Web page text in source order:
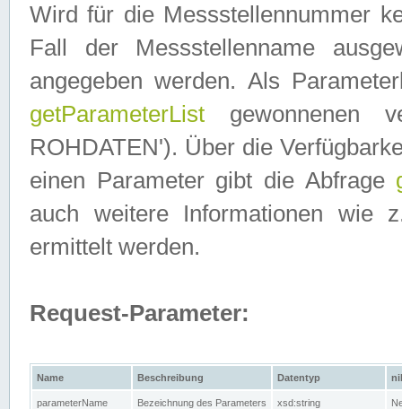
Wird für die Messstellennummer
Fall der Messstellenname
angegeben werden. Als
getParameterList gewonnenen
ROHDATEN'). Über die
einen Parameter gibt die Abfrage
auch weitere Informationen wie
ermittelt werden.
Request-Parameter:
Name Beschreibung Datentyp nil
parameterName Bezeichnung des Parameters xsd:string